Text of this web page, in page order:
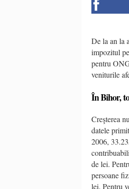
De la an la
impozitul
pentru
veniturile
În Bihor,
Creşterea
datele
2006,
de lei.
persoane
lei. Pentru